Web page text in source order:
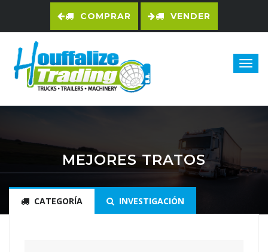
COMPRAR VENDER
MEJORES TRATOS
CATEGORÍA INVESTIGACIÓN